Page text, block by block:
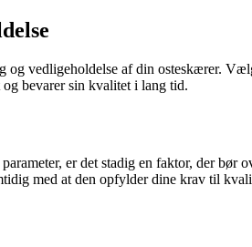
og vedligeholdelse af din osteskærer.
bevarer sin kvalitet i lang tid.
er det stadig en faktor, der
med at den opfylder dine krav til